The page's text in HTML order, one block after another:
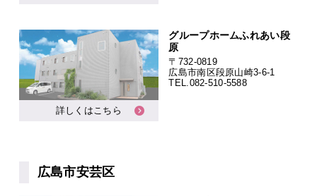
詳しくはこちら
グループホームふれあい段
原
〒732-0819
広島市南区段原山崎3-6-1
TEL.082-510-5588
広島市安芸区